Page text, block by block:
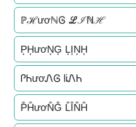
ℙℋươℕᎶ ℒℐℕℋ
P͎H͎ươN͎G͎ L͎I͎N͎H͎
ᎵᏂươᏁᎶ liᏁᏂ
P̐H̐ươN̐G̐ L̐I̐N̐H̐